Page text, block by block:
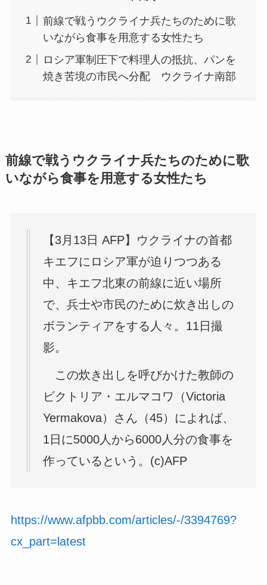
前線で戦うウクライナ兵たちのために歌
いながら食事を用意する女性たち
ロシア軍制圧下で料理人の抵抗、パンを
焼き苦境の市民へ分配 ウクライナ南部
前線で戦うウクライナ兵たちのために歌
いながら食事を用意する女性たち
【3月13日 AFP】ウクライナの首都
キエフにロシア軍が迫りつつある
中、キエフ北東の前線に近い場所
で、兵士や市民のために炊き出しの
ボランティアをする人々。11日撮
影。
この炊き出しを呼びかけた教師の
ビクトリア・エルマコワ（Victoria
Yermakova）さん（45）によれば、
1日に5000人から6000人分の食事を
作っているという。(c)AFP
https://www.afpbb.com/articles/-/3394769?
cx_part=latest